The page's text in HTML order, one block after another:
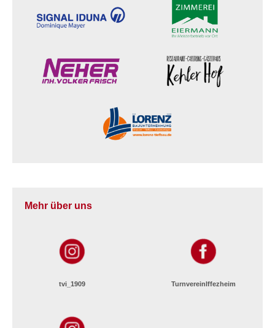
Mehr über uns
tvi_1909 TurnvereinIffezheim